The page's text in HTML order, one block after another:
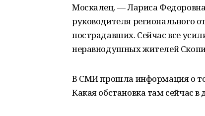
Москалец. — Лариса
руководителя регионального
пострадавших. Сейчас все
неравнодушных жителей
В СМИ прошла информация о
Какая обстановка там сейчас